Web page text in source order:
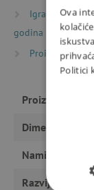
Igračke
godina
Proizvođači
Proizvođač
Dimenzije
Namijenjeno
Razvija
Ova
Politici